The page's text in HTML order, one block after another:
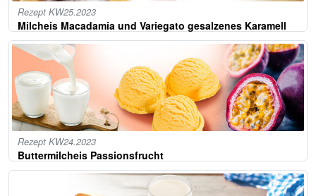
Rezept KW25.2023
Milcheis Macadamia und Variegato gesalzenes Karamell
Rezept KW24.2023
Buttermilcheis Passionsfrucht